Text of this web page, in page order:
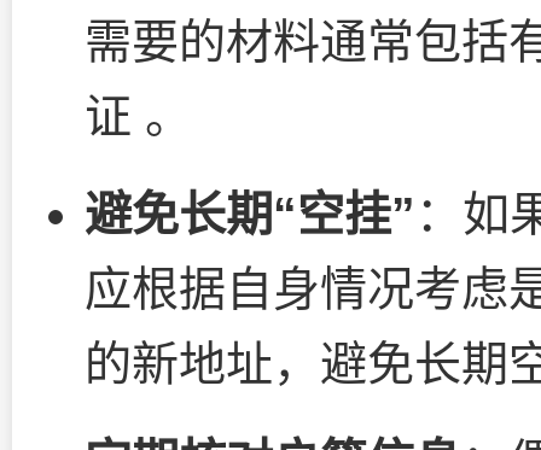
需要的材料通常包括
证 。
避免长期“空挂” ：如
应根据自身情况考虑
的新地址，避免长期